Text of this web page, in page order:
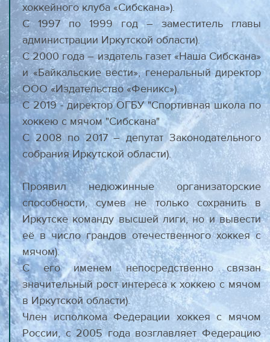
хоккейного клуба «Сибскана»).
С 1997 по 1999 год – заместитель главы
администрации Иркутской области).
С 2000 года – издатель газет «Наша Сибскана»
и «Байкальские вести», генеральный директор
ООО «Издательство «Феникс»).
С 2019 - директор ОГБУ "Спортивная школа по
хоккею с мячом "Сибскана"
С 2008 по 2017 – депутат Законодательного
собрания Иркутской области).
Проявил недюжинные организаторские
способности, сумев не только сохранить в
Иркутске команду высшей лиги, но и вывести
её в число грандов отечественного хоккея с
мячом).
С его именем непосредственно связан
значительный рост интереса к хоккею с мячом
в Иркутской области).
Член исполкома Федерации хоккея с мячом
России, с 2005 года возглавляет Федерацию